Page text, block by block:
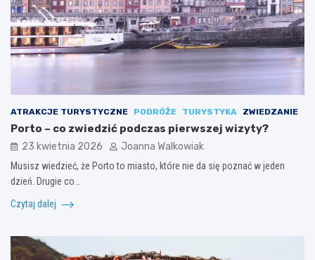
ATRAKCJE TURYSTYCZNE PODRÓŻE TURYSTYKA ZWIEDZANIE
Porto – co zwiedzić podczas pierwszej wizyty?
23 kwietnia 2026 Joanna Walkowiak
Musisz wiedzieć, że Porto to miasto, które nie da się poznać w jeden
dzień. Drugie co…
Czytaj dalej